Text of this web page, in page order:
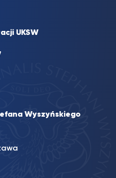
UKSW
Wyszyńskiego